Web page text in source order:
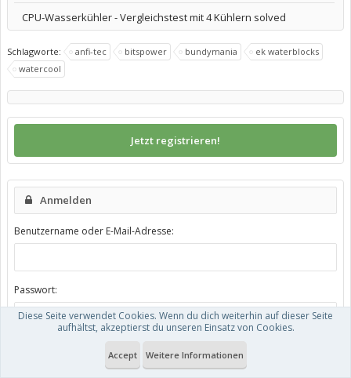
CPU-Wasserkühler - Vergleichstest mit 4 Kühlern solved
Schlagworte: anfi-tec bitspower bundymania
ek waterblocks
watercool
Jetzt registrieren!
Anmelden
Benutzername oder E-Mail-Adresse:
Passwort:
Hast du dein Passwort vergessen?
Angemeldet bleiben
Diese Seite verwendet Cookies. Wenn du dich weiterhin auf dieser Seite
aufhältst, akzeptierst du unseren Einsatz von Cookies.
Accept Weitere Informationen